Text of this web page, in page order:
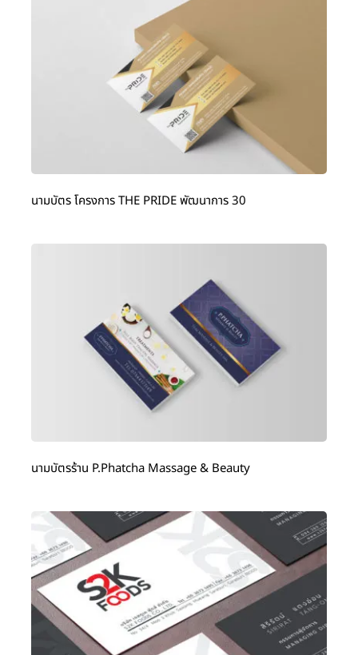
นามบัตร โครงการ THE PRIDE พัฒนาการ 30
นามบัตรร้าน P.Phatcha Massage & Beauty